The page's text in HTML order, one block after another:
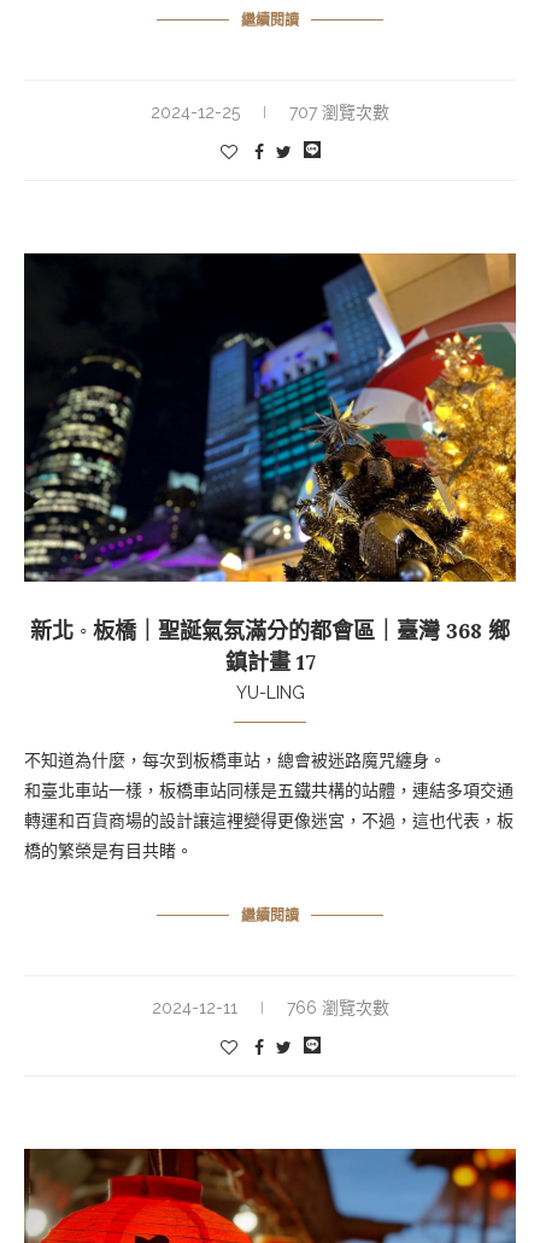
繼續閱讀
2024-12-25 707 瀏覽次數
新北 ◦ 板橋｜聖誕氣氛滿分的都會區｜臺灣 368 鄉
鎮計畫 17
YU-LING
不知道為什麼，每次到板橋車站，總會被迷路魔咒纏身。
和臺北車站一樣，板橋車站同樣是五鐵共構的站體，連結多項交通
轉運和百貨商場的設計讓這裡變得更像迷宮，不過，這也代表，板
橋的繁榮是有目共睹。
繼續閱讀
2024-12-11 766 瀏覽次數